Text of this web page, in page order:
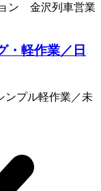
ン 金沢列車営業
・軽作業／日
ンプル軽作業／未